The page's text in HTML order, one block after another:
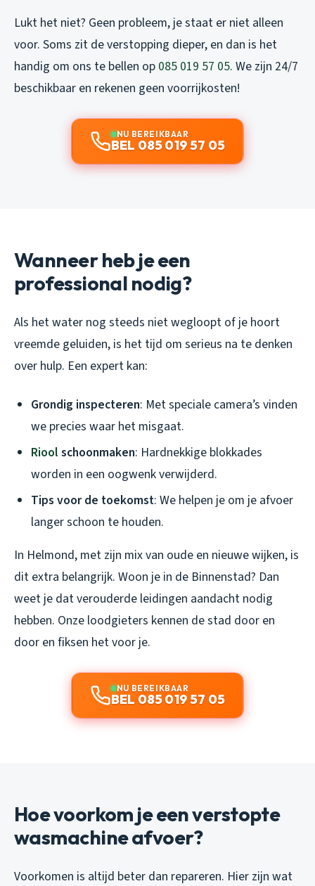
Lukt het niet? Geen probleem, je staat er niet alleen
voor. Soms zit de verstopping dieper, en dan is het
handig om ons te bellen op 085 019 57 05. We zijn 24/7
beschikbaar en rekenen geen voorrijkosten!
NU BEREIKBAAR
BEL 085 019 57 05
Wanneer heb je een
professional nodig?
Als het water nog steeds niet wegloopt of je hoort
vreemde geluiden, is het tijd om serieus na te denken
over hulp. Een expert kan:
Grondig inspecteren: Met speciale camera’s vinden
we precies waar het misgaat.
Riool schoonmaken: Hardnekkige blokkades
worden in een oogwenk verwijderd.
Tips voor de toekomst: We helpen je om je afvoer
langer schoon te houden.
In Helmond, met zijn mix van oude en nieuwe wijken, is
dit extra belangrijk. Woon je in de Binnenstad? Dan
weet je dat verouderde leidingen aandacht nodig
hebben. Onze loodgieters kennen de stad door en
door en fiksen het voor je.
NU BEREIKBAAR
BEL 085 019 57 05
Hoe voorkom je een verstopte
wasmachine afvoer?
Voorkomen is altijd beter dan repareren. Hier zijn wat